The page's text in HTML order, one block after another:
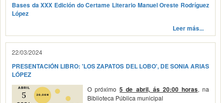
Bases da XXX Edición do Certame Literario Manuel Oreste Rodríguez
López
Leer más...
22/03/2024
PRESENTACIÓN LIBRO: 'LOS ZAPATOS DEL LOBO', DE SONIA ARIAS
LÓPEZ
O próximo5 de abril, ás 20:00 horas, na
Biblioteca Pública municipal